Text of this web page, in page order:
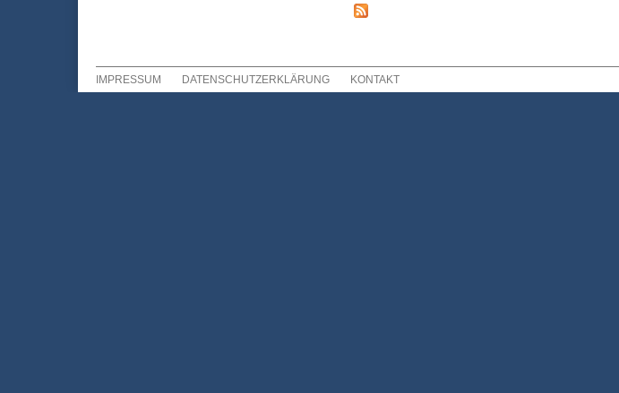
IMPRESSUM DATENSCHUTZERKLÄRUNG KONTAKT